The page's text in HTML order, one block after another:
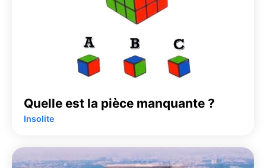
Quelle est la pièce manquante ?
Insolite